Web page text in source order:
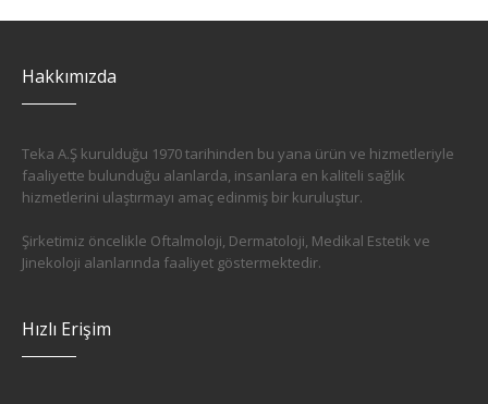
Hakkımızda
Teka A.Ş kurulduğu 1970 tarihinden bu yana ürün ve hizmetleriyle
faaliyette bulunduğu alanlarda, insanlara en kaliteli sağlık
hizmetlerini ulaştırmayı amaç edinmiş bir kuruluştur.
Şirketimiz öncelikle Oftalmoloji, Dermatoloji, Medikal Estetik ve
Jinekoloji alanlarında faaliyet göstermektedir.
Hızlı Erişim